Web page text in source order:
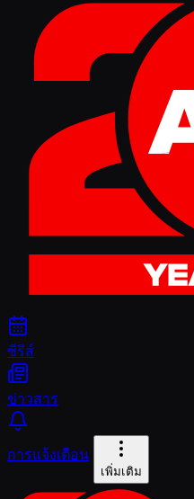
ซีรีส์
ข่าวสาร
การแจ้งเตือน
เพิ่มเติม